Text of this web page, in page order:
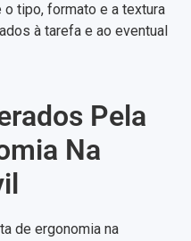
o tipo, formato e a textura
à tarefa e ao eventual
Pela
Na
de ergonomia na